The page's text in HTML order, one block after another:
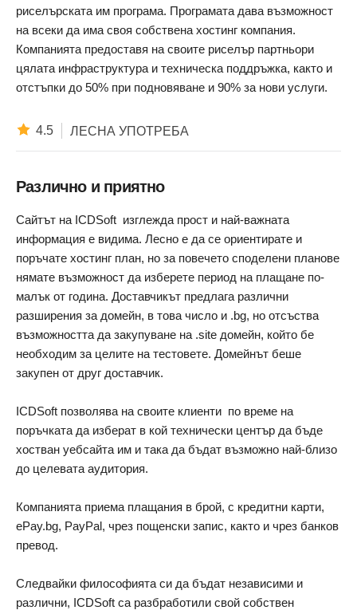
риселърската им програма. Програмата дава възможност
на всеки да има своя собствена хостинг компания.
Компанията предоставя на своите риселър партньори
цялата инфраструктура и техническа поддръжка, както и
отстъпки до 50% при подновяване и 90% за нови услуги.
4.5 ЛЕСНА УПОТРЕБА
Различно и приятно
Сайтът на ICDSoft изглежда прост и най-важната
информация е видима. Лесно е да се ориентирате и
поръчате хостинг план, но за повечето споделени планове
нямате възможност да изберете период на плащане по-
малък от година. Доставчикът предлага различни
разширения за домейн, в това число и .bg, но отсъства
възможността да закупуване на .site домейн, който бе
необходим за целите на тестовете. Домейнът беше
закупен от друг доставчик.
ICDSoft позволява на своите клиенти по време на
поръчката да изберат в кой технически център да бъде
хостван уебсайта им и така да бъдат възможно най-близо
до целевата аудитория.
Компанията приема плащания в брой, с кредитни карти,
ePay.bg, PayPal, чрез пощенски запис, както и чрез банков
превод.
Следвайки философията си да бъдат независими и
различни, ICDSoft са разбработили свой собствен